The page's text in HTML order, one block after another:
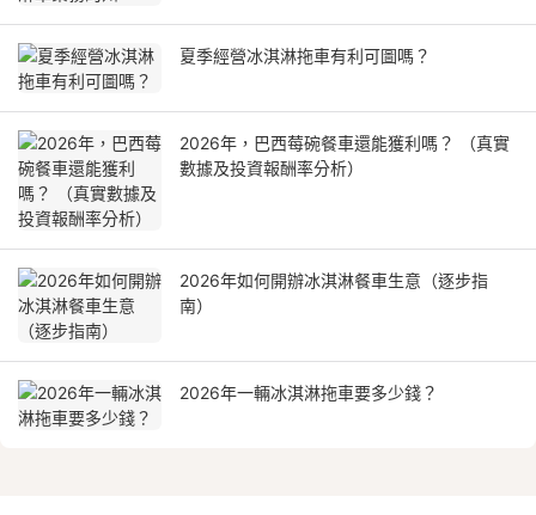
夏季經營冰淇淋拖車有利可圖嗎？
2026年，巴西莓碗餐車還能獲利嗎？ （真實
數據及投資報酬率分析）
2026年如何開辦冰淇淋餐車生意（逐步指
南）
2026年一輛冰淇淋拖車要多少錢？